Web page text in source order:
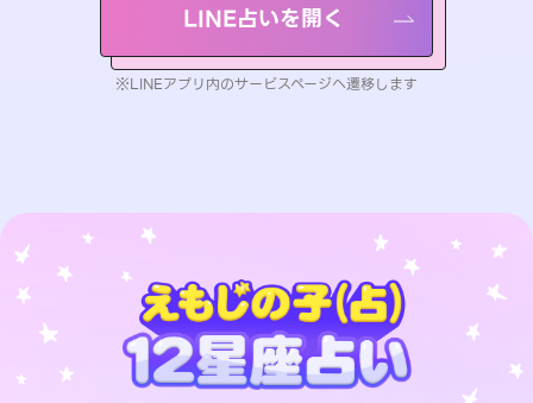
LINE占いを開く
※LINEアプリ内のサービスページへ遷移します